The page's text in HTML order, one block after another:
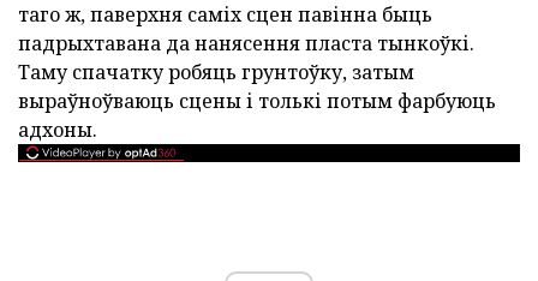
таго ж, паверхня саміх сцен павінна быць
падрыхтавана да нанясення пласта тынкоўкі.
Таму спачатку робяць грунтоўку, затым
выраўноўваюць сцены і толькі потым фарбуюць
адхоны.